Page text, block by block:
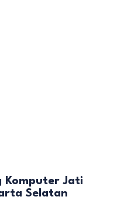
Komputer Jati
Selatan